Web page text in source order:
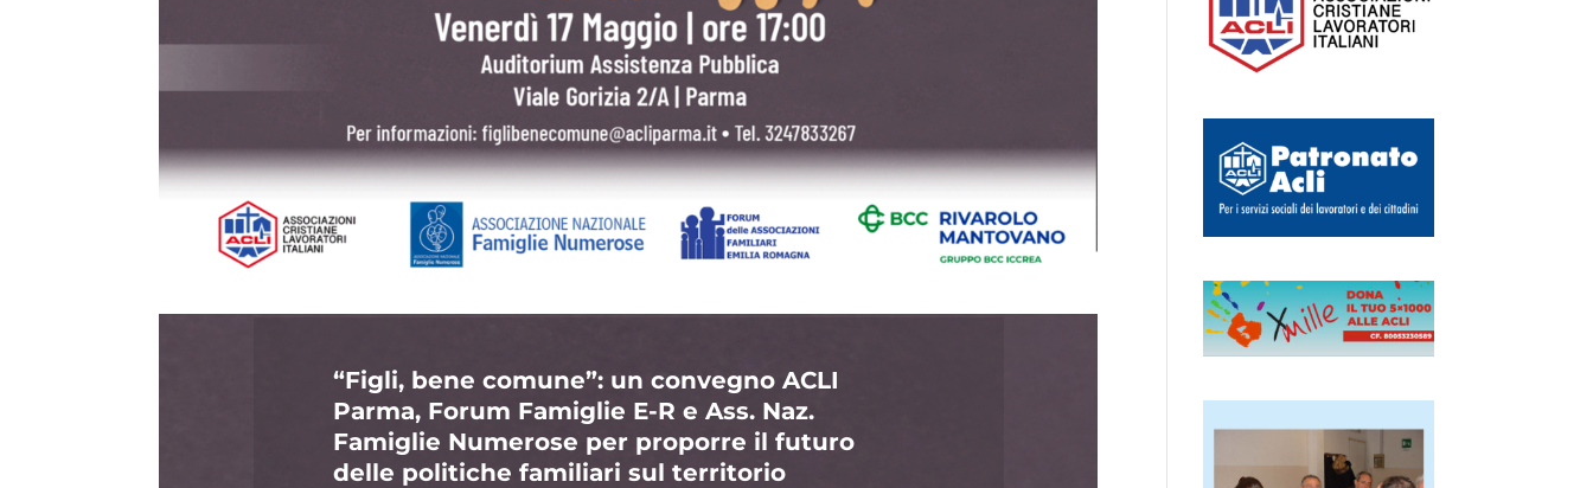
“Figli, bene comune”: un convegno ACLI
Parma, Forum Famiglie E-R e Ass. Naz.
Famiglie Numerose per proporre il futuro
delle politiche familiari sul territorio